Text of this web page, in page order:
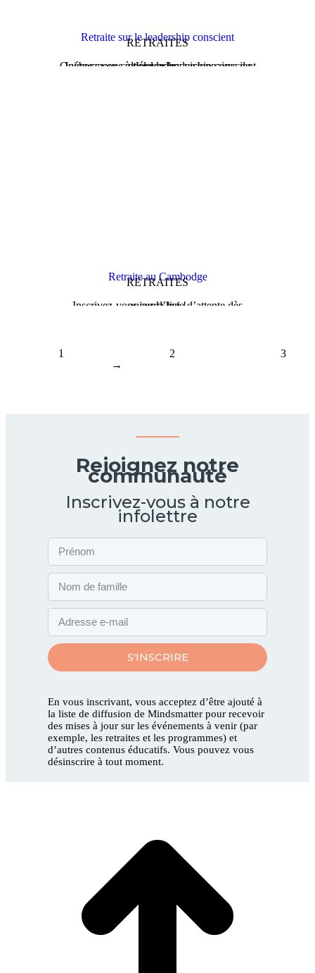
Retraite sur le leadership conscient
RETRAITES
Joignez-vous à des leaders visionnaires du Québec pour cultiver le leadership conscient et élever le…
Retraite au Cambodge
RETRAITES
Inscrivez-vous sur la liste d’attente dès aujourd’hui !
1 2
3
→
Rejoignez notre
communauté
Inscrivez-vous à notre
infolettre
S'INSCRIRE
En vous inscrivant, vous acceptez d’être ajouté à
la liste de diffusion de Mindsmatter pour recevoir
des mises à jour sur les événements à venir (par
exemple, les retraites et les programmes) et
d’autres contenus éducatifs. Vous pouvez vous
désinscrire à tout moment.